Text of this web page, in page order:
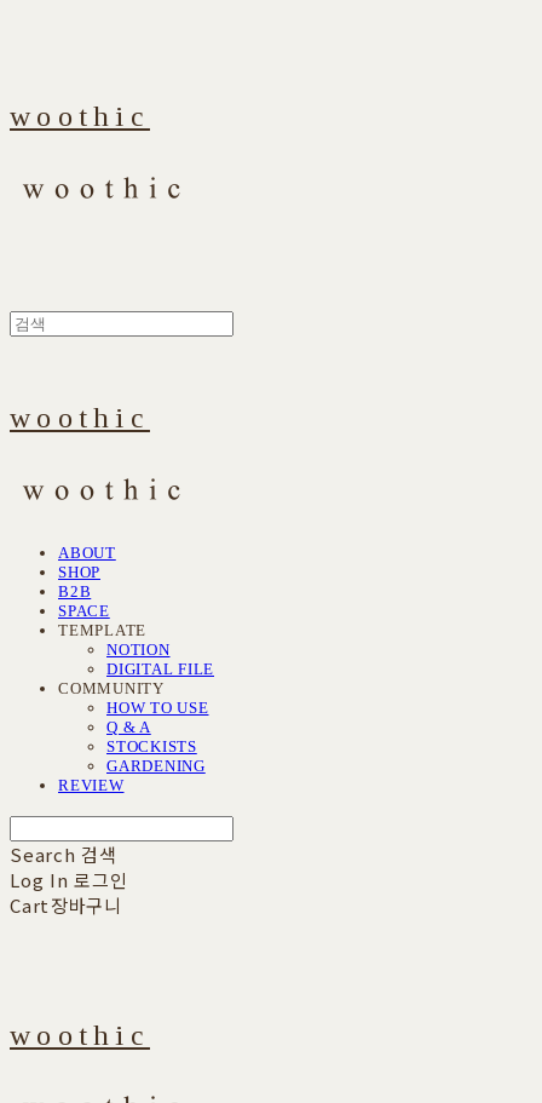
woothic
woothic
ABOUT
SHOP
B2B
SPACE
TEMPLATE
NOTION
DIGITAL FILE
COMMUNITY
HOW TO USE
Q & A
STOCKISTS
GARDENING
REVIEW
Search 검색
Log In 로그인
Cart장바구니
woothic